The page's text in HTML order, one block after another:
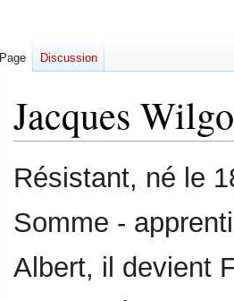
Jacques
Aller
à
navigation
Aller
à
recherche
Résistant, né le
Somme -
Albert, il devient
Page Discussion